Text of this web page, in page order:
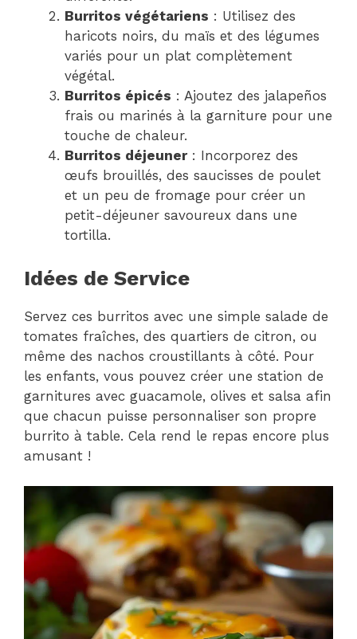
Burritos végétariens : Utilisez des
haricots noirs, du maïs et des légumes
variés pour un plat complètement
végétal.
Burritos épicés : Ajoutez des jalapeños
frais ou marinés à la garniture pour une
touche de chaleur.
Burritos déjeuner: Incorporez des
œufs brouillés, des saucisses de poulet
et un peu de fromage pour créer un
petit-déjeuner savoureux dans une
tortilla.
Idées de Service
Servez ces burritos avec une simple salade de
tomates fraîches, des quartiers de citron, ou
même des nachos croustillants à côté. Pour
les enfants, vous pouvez créer une station de
garnitures avec guacamole, olives et salsa afin
que chacun puisse personnaliser son propre
burrito à table. Cela rend le repas encore plus
amusant !